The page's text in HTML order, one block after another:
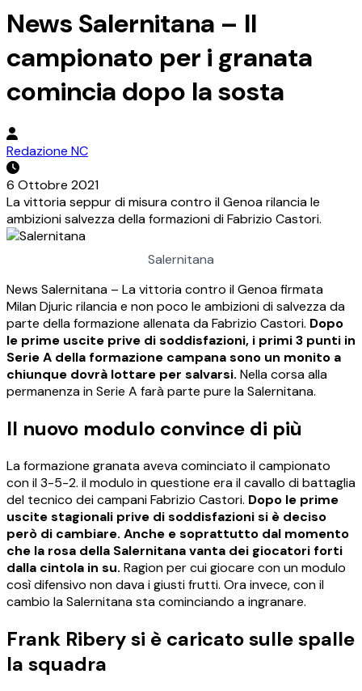
News Salernitana – Il
campionato per i granata
comincia dopo la sosta
Redazione NC
6 Ottobre 2021
La vittoria seppur di misura contro il Genoa rilancia le
ambizioni salvezza della formazioni di Fabrizio Castori.
Salernitana
News Salernitana – La vittoria contro il Genoa firmata
Milan Djuric rilancia e non poco le ambizioni di salvezza da
parte della formazione allenata da Fabrizio Castori. Dopo
le prime uscite prive di soddisfazioni, i primi 3 punti in
Serie A della formazione campana sono un monito a
chiunque dovrà lottare per salvarsi. Nella corsa alla
permanenza in Serie A farà parte pure la Salernitana.
Il nuovo modulo convince di più
La formazione granata aveva cominciato il campionato
con il 3-5-2. il modulo in questione era il cavallo di battaglia
del tecnico dei campani Fabrizio Castori. Dopo le prime
uscite stagionali prive di soddisfazioni si è deciso
però di cambiare. Anche e soprattutto dal momento
che la rosa della Salernitana vanta dei giocatori forti
dalla cintola in su. Ragion per cui giocare con un modulo
così difensivo non dava i giusti frutti. Ora invece, con il
cambio la Salernitana sta cominciando a ingranare.
Frank Ribery si è caricato sulle spalle
la squadra